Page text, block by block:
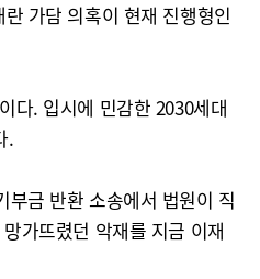
가담 의혹이 현재 진행형인
다. 입시에 민감한 2030세대
.
금 반환 소송에서 법원이 직
가뜨렸던 악재를 지금 이재